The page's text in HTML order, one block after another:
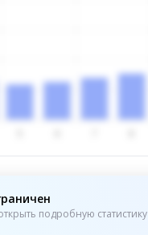
подробную статистику